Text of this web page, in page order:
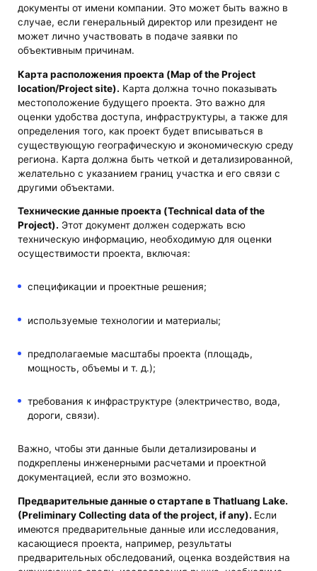
документы от имени компании. Это может быть важно в
случае, если генеральный директор или президент не
может лично участвовать в подаче заявки по
объективным причинам.
Карта расположения проекта (Map of the Project
location/Project site). Карта должна точно показывать
местоположение будущего проекта. Это важно для
оценки удобства доступа, инфраструктуры, а также для
определения того, как проект будет вписываться в
существующую географическую и экономическую среду
региона. Карта должна быть четкой и детализированной,
желательно с указанием границ участка и его связи с
другими объектами.
Технические данные проекта (Technical data of the
Project). Этот документ должен содержать всю
техническую информацию, необходимую для оценки
осуществимости проекта, включая:
спецификации и проектные решения;
используемые технологии и материалы;
предполагаемые масштабы проекта (площадь,
мощность, объемы и т. д.);
требования к инфраструктуре (электричество, вода,
дороги, связи).
Важно, чтобы эти данные были детализированы и
подкреплены инженерными расчетами и проектной
документацией, если это возможно.
Предварительные данные о стартапе в Thatluang Lake.
(Preliminary Collecting data of the project, if any). Если
имеются предварительные данные или исследования,
касающиеся проекта, например, результаты
предварительных обследований, оценка воздействия на